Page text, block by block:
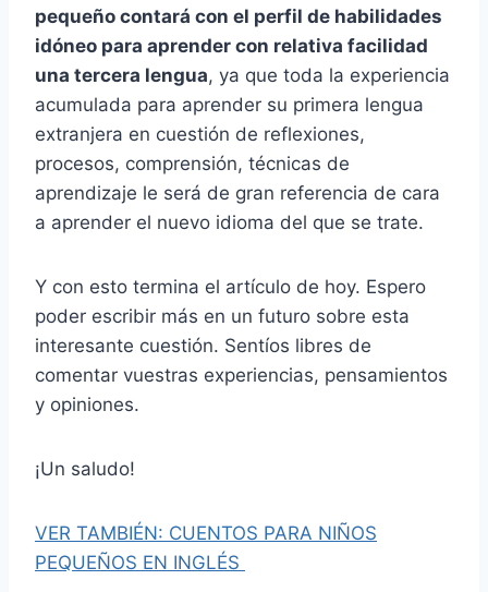
pequeño contará con el perfil de habilidades
idóneo para aprender con relativa facilidad
una tercera lengua, ya que toda la experiencia
acumulada para aprender su primera lengua
extranjera en cuestión de reflexiones,
procesos, comprensión, técnicas de
aprendizaje le será de gran referencia de cara
a aprender el nuevo idioma del que se trate.
Y con esto termina el artículo de hoy. Espero
poder escribir más en un futuro sobre esta
interesante cuestión. Sentíos libres de
comentar vuestras experiencias, pensamientos
y opiniones.
¡Un saludo!
VER TAMBIÉN: CUENTOS PARA NIÑOS
PEQUEÑOS EN INGLÉS